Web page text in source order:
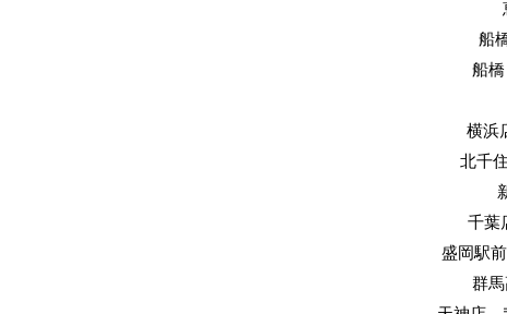
船
船
横浜
北千
千葉
盛岡駅
群